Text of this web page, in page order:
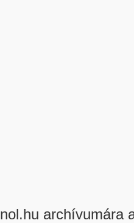
archívumára